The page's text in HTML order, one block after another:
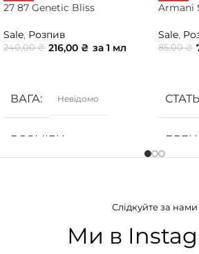
27 87 Genetic Bliss
Sale, Розпив
240,00₴ 216,00 ₴ за 1 мл
ВАГА Невідомо
РОЗМІРИ
Armani
Sale,
85,00₴
СТАТЬ
Слідкуйте за нами
Ми в